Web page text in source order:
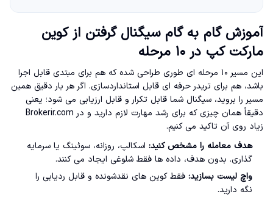
آموزش گام به گام سیگنال گرفتن از کوین
مارکت کپ در ۱۰ مرحله
این مسیر ۱۰ مرحله ای طوری طراحی شده که هم برای مبتدی قابل اجرا
باشد، هم برای تریدر حرفه ای قابل استانداردسازی. اگر هر بار دقیق همین
مسیر را بروید، سیگنال شما قابل تکرار و قابل ارزیابی می شود؛ یعنی
دقیقاً همان چیزی که برای رشد مهارت لازم دارید و در Brokerir.com
زیاد روی آن تاکید می کنیم.
هدف معامله را مشخص کنید: اسکالپ، روزانه، سوئینگ یا سرمایه
گذاری. بدون هدف، داده ها فقط شلوغی ایجاد می کنند.
واچ لیست بسازید: فقط کوین های نقدشونده و قابل ردیابی را
نگه دارید.